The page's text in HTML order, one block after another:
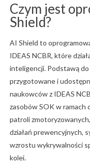
Czym jest
Shield?
AI Shield to
IDEAS NCBR, które
inteligencji. Podstawą do
przygotowane i
naukowców z IDEAS
zasobów SOK w ramach
patroli
działań prewencyjnych,
wzrostu wykrywalności
kolei.